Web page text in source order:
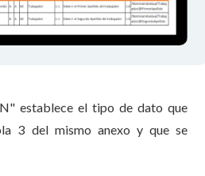
establece el tipo de dato que
3 del mismo anexo y que se